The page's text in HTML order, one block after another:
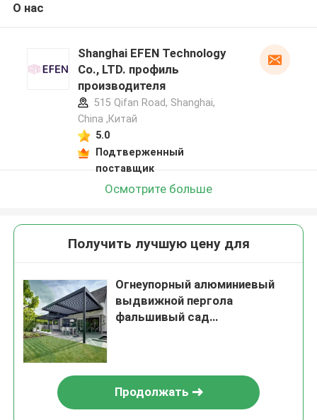
О нас
Shanghai EFEN Technology
Co., LTD. профиль
производителя
515 Qifan Road, Shanghai,
China ,Китай
5.0
Подтверженный
поставщик
Осмотрите больше
Получить лучшую цену для
Огнеупорный алюминиевый
выдвижной пергола
фальшивый сад
Продолжать